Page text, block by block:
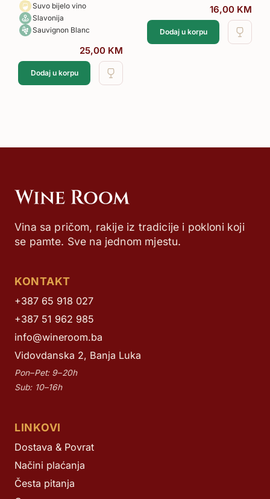
Suvo bijelo vino
Slavonija
Sauvignon Blanc
25,00 KM
Dodaj u korpu
16,00 KM
Dodaj u korpu
Vina sa pričom, rakije iz tradicije i pokloni koji
se pamte. Sve na jednom mjestu.
KONTAKT
+387 65 918 027
+387 51 962 985
info@wineroom.ba
Vidovdanska 2, Banja Luka
Pon–Pet: 9–20h
Sub: 10–16h
LINKOVI
Dostava & Povrat
Načini plaćanja
Česta pitanja